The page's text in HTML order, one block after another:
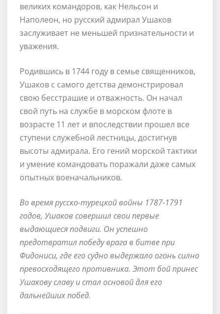
великих командоров, как Нельсон и
Наполеон, но русский адмирал Ушаков
заслуживает не меньшей признательности и
уважения.
Родившись в 1744 году в семье священников,
Ушаков с самого детства демонстрировал
свою бесстрашие и отважность. Он начал
свой путь на службе в морском флоте в
возрасте 11 лет и впоследствии прошел все
ступени служебной лестницы, достигнув
высоты адмирала. Его гений морской тактики
и умение командовать поражали даже самых
опытных военачальников.
Во время русско-турецкой войны 1787-1791
годов, Ушаков совершил свои первые
выдающиеся подвиги. Он успешно
предотвратил победу врага в битве при
Фидониси, где его судно выдержало огонь силно
превосходящего противника. Этот бой принес
Ушакову славу и стал основой для его
дальнейших побед.